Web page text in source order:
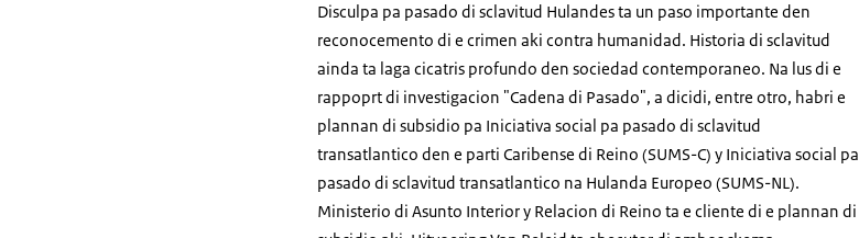
Disculpa pa pasado di sclavitud Hulandes ta un paso importante den
reconocemento di e crimen aki contra humanidad. Historia di sclavitud
ainda ta laga cicatris profundo den sociedad contemporaneo. Na lus di e
rappoprt di investigacion "Cadena di Pasado", a dicidi, entre otro, habri e
plannan di subsidio pa Iniciativa social pa pasado di sclavitud
transatlantico den e parti Caribense di Reino (SUMS-C) y Iniciativa social pa
pasado di sclavitud transatlantico na Hulanda Europeo (SUMS-NL).
Ministerio di Asunto Interior y Relacion di Reino ta e cliente di e plannan di